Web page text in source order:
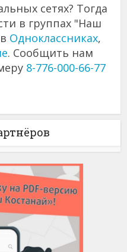
сетях? Тогда
в группах "Наш
Одноклассниках,
. Сообщить нам
8-776-000-66-77